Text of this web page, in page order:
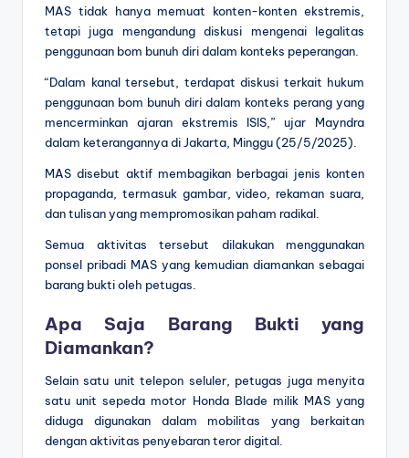
MAS tidak hanya memuat konten-konten ekstremis,
tetapi juga mengandung diskusi mengenai legalitas
penggunaan bom bunuh diri dalam konteks peperangan.
“Dalam kanal tersebut, terdapat diskusi terkait hukum
penggunaan bom bunuh diri dalam konteks perang yang
mencerminkan ajaran ekstremis ISIS,” ujar Mayndra
dalam keterangannya di Jakarta, Minggu (25/5/2025).
MAS disebut aktif membagikan berbagai jenis konten
propaganda, termasuk gambar, video, rekaman suara,
dan tulisan yang mempromosikan paham radikal.
Semua aktivitas tersebut dilakukan menggunakan
ponsel pribadi MAS yang kemudian diamankan sebagai
barang bukti oleh petugas.
Apa Saja Barang Bukti yang
Diamankan?
Selain satu unit telepon seluler, petugas juga menyita
satu unit sepeda motor Honda Blade milik MAS yang
diduga digunakan dalam mobilitas yang berkaitan
dengan aktivitas penyebaran teror digital.